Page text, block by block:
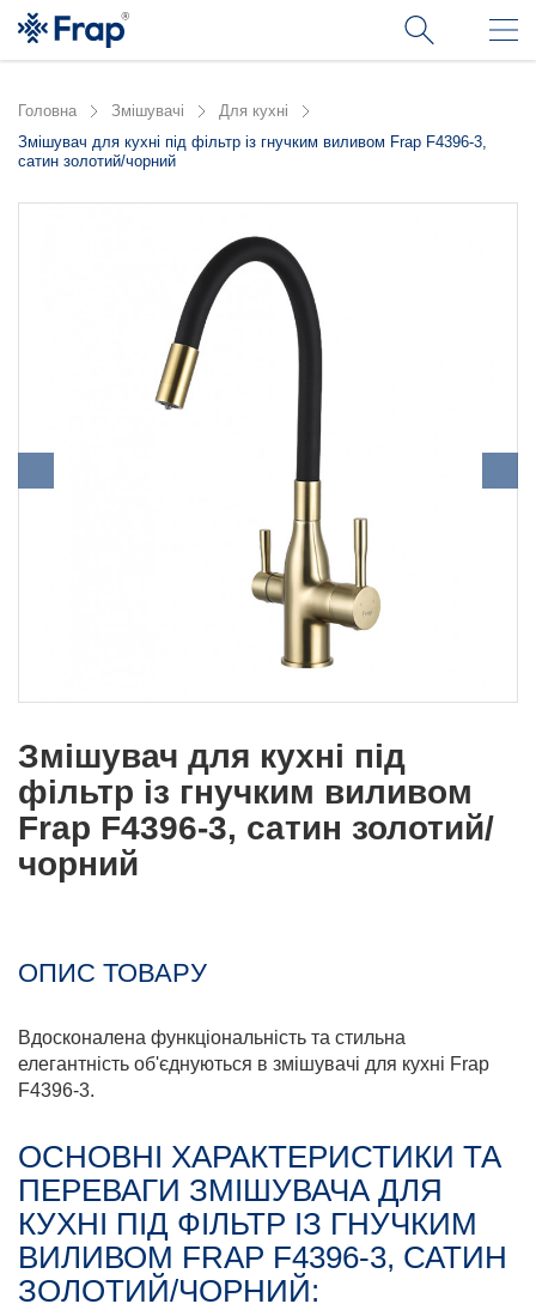
Головна Змішувачі
Для кухні
Змішувач для кухні під фільтр із гнучким виливом Frap F4396-3,
сатин золотий/чорний
Змішувач для кухні під
фільтр із гнучким виливом
Frap F4396-3, сатин золотий/
чорний
ОПИС ТОВАРУ
Вдосконалена функціональність та стильна
елегантність об'єднуються в змішувачі для кухні Frap
F4396-3.
ОСНОВНІ ХАРАКТЕРИСТИКИ ТА
ПЕРЕВАГИ ЗМІШУВАЧА ДЛЯ
КУХНІ ПІД ФІЛЬТР ІЗ ГНУЧКИМ
ВИЛИВОМ FRAP F4396-3, САТИН
ЗОЛОТИЙ/ЧОРНИЙ: